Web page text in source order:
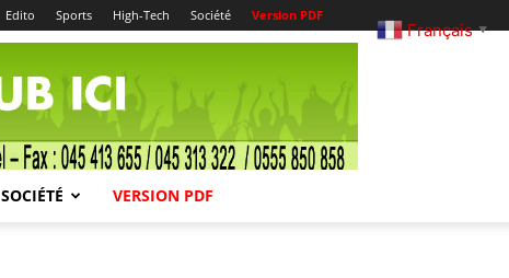
Edito Sports High-Tech Société Version PDF
SOCIÉTÉ VERSION PDF
Français ▼